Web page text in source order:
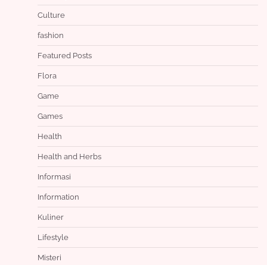
Culture
fashion
Featured Posts
Flora
Game
Games
Health
Health and Herbs
Informasi
Information
Kuliner
Lifestyle
Misteri